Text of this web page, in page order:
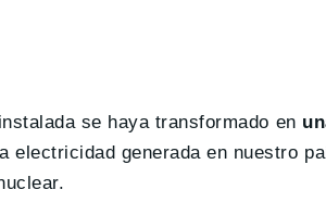
se haya transformado en
electricidad generada en nuestro